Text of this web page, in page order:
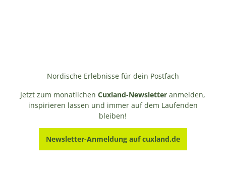
Nordische Erlebnisse für dein Postfach
Jetzt zum monatlichenCuxland-Newsletter anmelden,
inspirieren lassen und immer auf dem Laufenden
bleiben!
Newsletter-Anmeldung auf cuxland.de